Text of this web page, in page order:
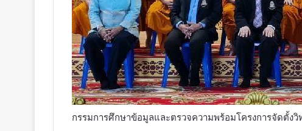
กรรมการศึกษาข้อมูลและตรวจความพร้อมโครงการจัดตั้ง